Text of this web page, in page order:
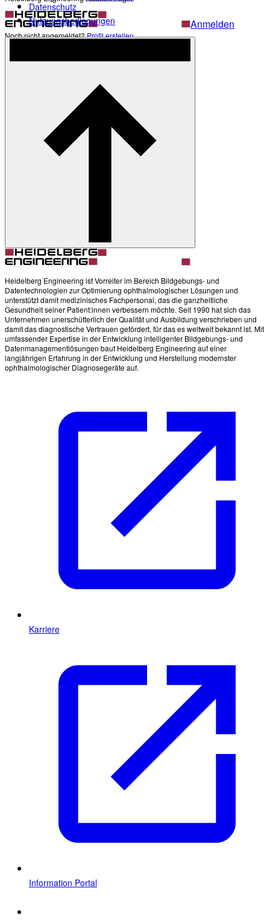
Anmelden
Noch nicht angemeldet?Profil erstellen
Darstellung
Produkte
Academy
News & Events
Service & Support
Datenschutz
Nutzungsbedingungen
Heidelberg Engineering ist Vorreiter im Bereich Bildgebungs- und
Datentechnologien zur Optimierung ophthalmologischer Lösungen und
unterstützt damit medizinisches Fachpersonal, das die ganzheitliche
Gesundheit seiner Patient:innen verbessern möchte. Seit 1990 hat sich das
Unternehmen unerschütterlich der Qualität und Ausbildung verschrieben und
damit das diagnostische Vertrauen gefördert, für das es weltweit bekannt ist. Mit
umfassender Expertise in der Entwicklung intelligenter Bildgebungs- und
Datenmanagementlösungen baut Heidelberg Engineering auf einer
langjährigen Erfahrung in der Entwicklung und Herstellung modernster
ophthalmologischer Diagnosegeräte auf.
Karriere
Information Portal